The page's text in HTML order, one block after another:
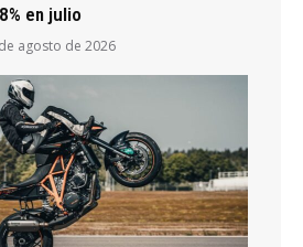
en julio
agosto de 2026